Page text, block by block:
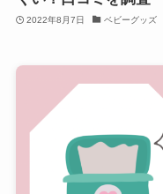
2022年8月7日 ベビーグッズ